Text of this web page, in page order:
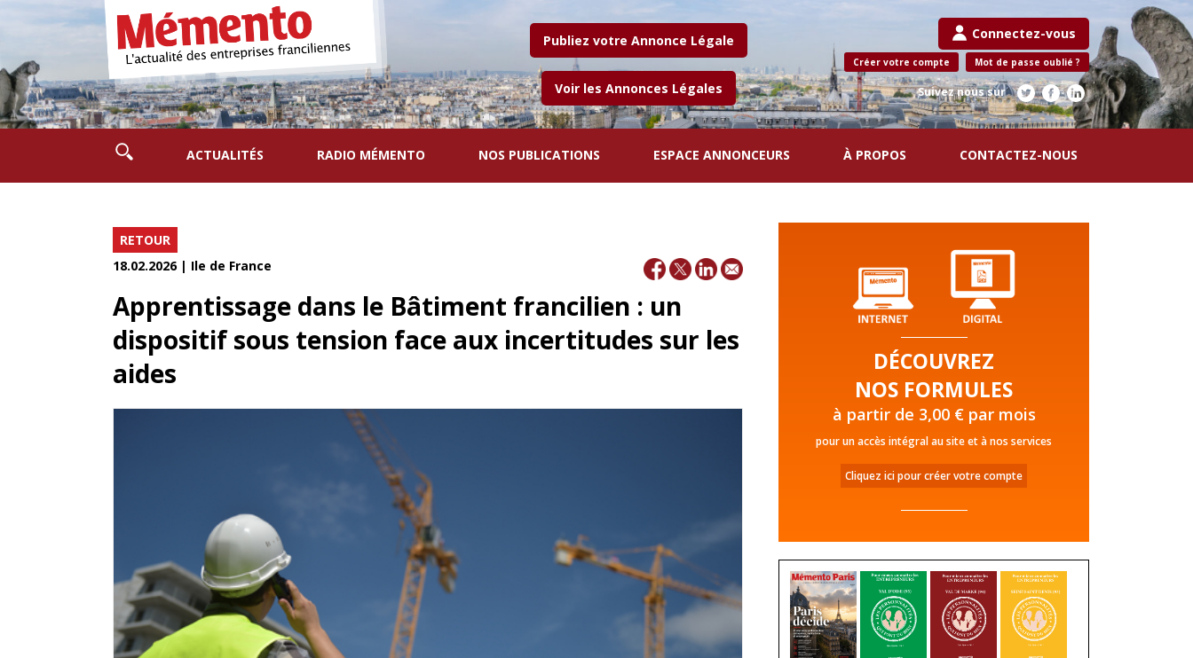
Publiez votre Annonce Légale
Voir les Annonces Légales
Connectez-vous
Créer votre compte Mot de passe oublié ?
Suivez nous sur
ACTUALITÉS RADIO MÉMENTO NOS PUBLICATIONS ESPACE ANNONCEURS À PROPOS CONTACTEZ-NOUS
RETOUR
18.02.2026 | Ile de France
Apprentissage dans le Bâtiment francilien : un
dispositif sous tension face aux incertitudes sur les
aides
DÉCOUVREZ
NOS FORMULES
à partir de 3,00 € par mois
pour un accès intégral au site et à nos services
Cliquez ici pour créer votre compte